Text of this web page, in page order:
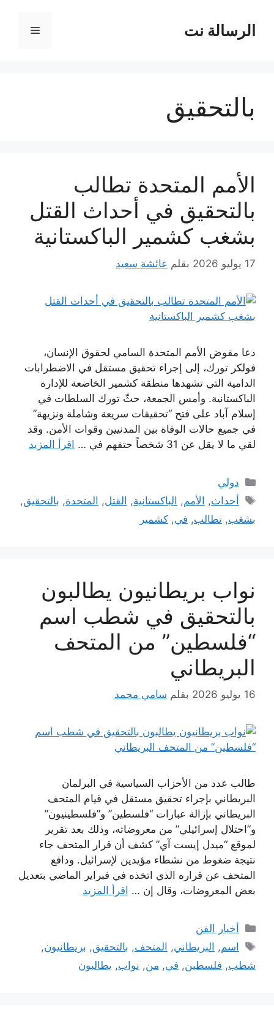
المحتوىالرسالة نت القائمة
بالتحقيق
الأمم المتحدة تطالب
بالتحقيق في أحداث القتل
بشغب كشمير الباكستانية
17 يوليو 2026 بقلم عائشة سعيد
دعا مفوض الأمم المتحدة السامي لحقوق الإنسان،
فولكر تورك، إلى إجراء تحقيق مستقل في الاضطرابات
الدامية التي تشهدها منطقة كشمير الخاضعة للإدارة
الباكستانية. وأمس الجمعة، حثّ تورك السلطات في
إسلام آباد على فتح “تحقيقات سريعة وشاملة ونزيهة”
في جميع حالات الوفاة بين المدنيين وقوات الأمن. وقد
لقي ما لا يقل عن 31 شخصاً حتفهم في …
اقرأ المزيد
التصنيفات
دولي
الوسوم
أحداث, الأمم, الباكستانية, القتل, المتحدة, بالتحقيق,
بشغب, تطالب, في, كشمير
نواب بريطانيون يطالبون
بالتحقيق في شطب اسم
“فلسطين” من المتحف
البريطاني
16 يوليو 2026 بقلم سامي محمد
طالب عدد من الأحزاب السياسية في البرلمان
البريطاني بإجراء تحقيق مستقل في قيام المتحف
البريطاني بإزالة عبارات “فلسطين” و”فلسطينيون”
و”احتلال إسرائيلي” من معروضاته، وذلك بعد تقرير
لموقع “ميدل إيست آي” كشف أن قرار المتحف جاء
نتيجة ضغوط من نشطاء مؤيدين لإسرائيل. ودافع
المتحف عن قراره الذي اتخذه في فبراير الماضي بتعديل
بعض المعروضات، وقال إن … اقرأ المزيد
التصنيفات
أخبار الفن
الوسوم
اسم, البريطاني, المتحف, بالتحقيق, بريطانيون,
شطب, فلسطين, في, من, نواب, يطالبون